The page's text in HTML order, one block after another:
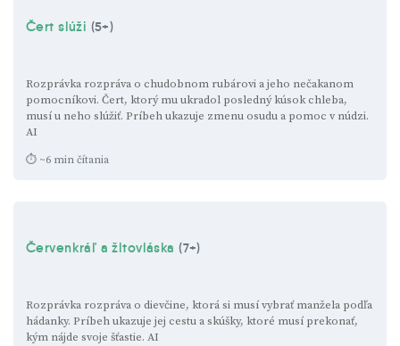
Čert slúži (5+)
Rozprávka rozpráva o chudobnom rubárovi a jeho nečakanom
pomocníkovi. Čert, ktorý mu ukradol posledný kúsok chleba,
musí u neho slúžiť. Príbeh ukazuje zmenu osudu a pomoc v núdzi.
AI
⏱ ~6 min čítania
Červenkráľ a žltovláska(7+)
Rozprávka rozpráva o dievčine, ktorá si musí vybrať manžela podľa
hádanky. Príbeh ukazuje jej cestu a skúšky, ktoré musí prekonať,
kým nájde svoje šťastie. AI